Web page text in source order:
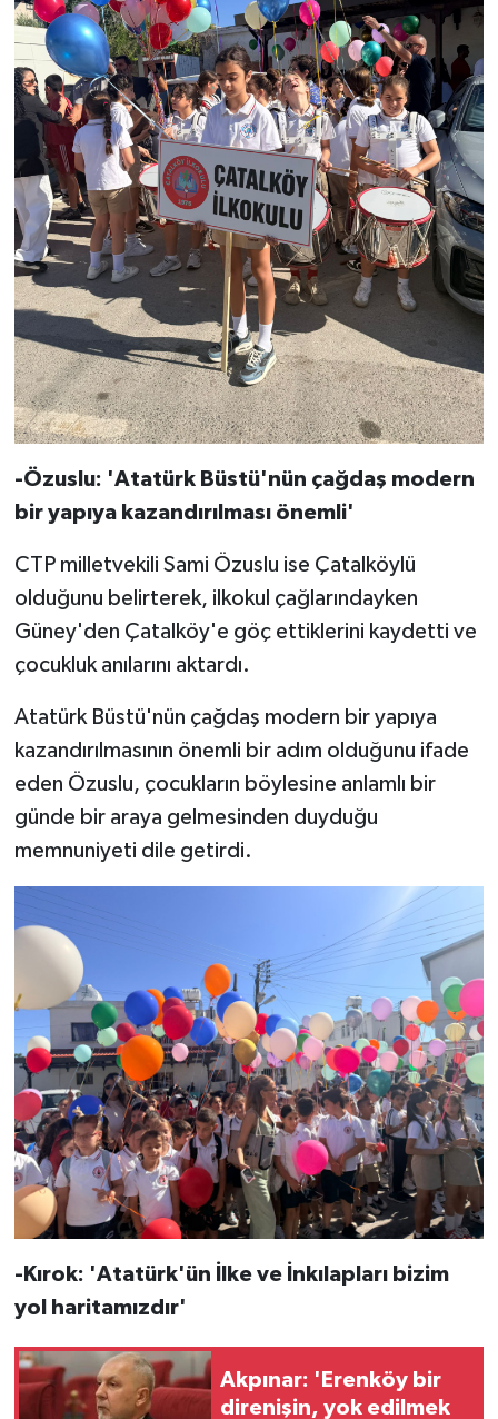
-Özuslu: 'Atatürk Büstü'nün çağdaş modern
bir yapıya kazandırılması önemli'
CTP milletvekili Sami Özuslu ise Çatalköylü
olduğunu belirterek, ilkokul çağlarındayken
Güney'den Çatalköy'e göç ettiklerini kaydetti ve
çocukluk anılarını aktardı.
Atatürk Büstü'nün çağdaş modern bir yapıya
kazandırılmasının önemli bir adım olduğunu ifade
eden Özuslu, çocukların böylesine anlamlı bir
günde bir araya gelmesinden duyduğu
memnuniyeti dile getirdi.
-Kırok: 'Atatürk'ün İlke ve İnkılapları bizim
yol haritamızdır'
Akpınar: 'Erenköy bir
direnişin, yok edilmek